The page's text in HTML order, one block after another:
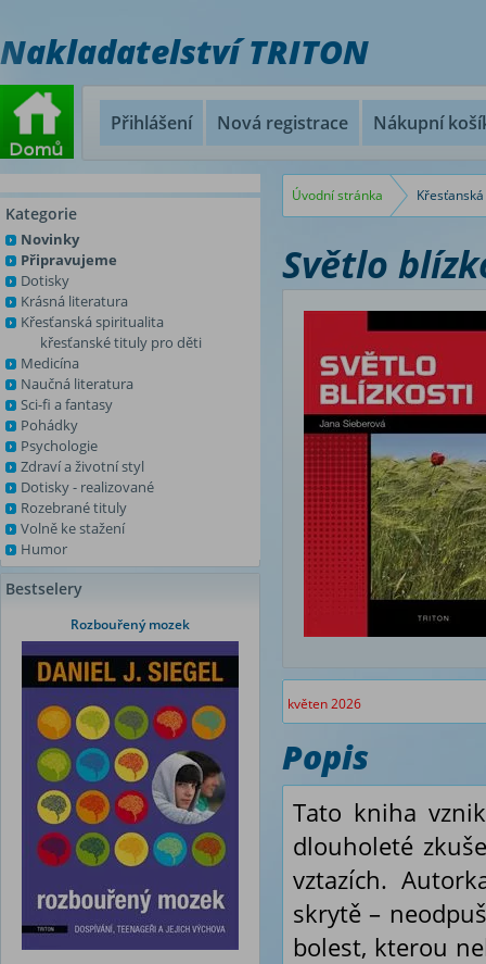
Nakladatelství TRITON
Přihlášení Nová registrace Nákupní
Kategorie
Novinky
Připravujeme
Dotisky
Krásná literatura
Křesťanská spiritualita
křesťanské tituly pro děti
Medicína
Naučná literatura
Sci-fi a fantasy
Pohádky
Psychologie
Zdraví a životní styl
Dotisky - realizované
Rozebrané tituly
Volně ke stažení
Humor
Bestselery
Rozbouřený mozek
Úvodní stránka
Světlo
květen 2026
Popis
Tato kniha
dlouholeté
vztazích.
skrytě –
bolest, kterou